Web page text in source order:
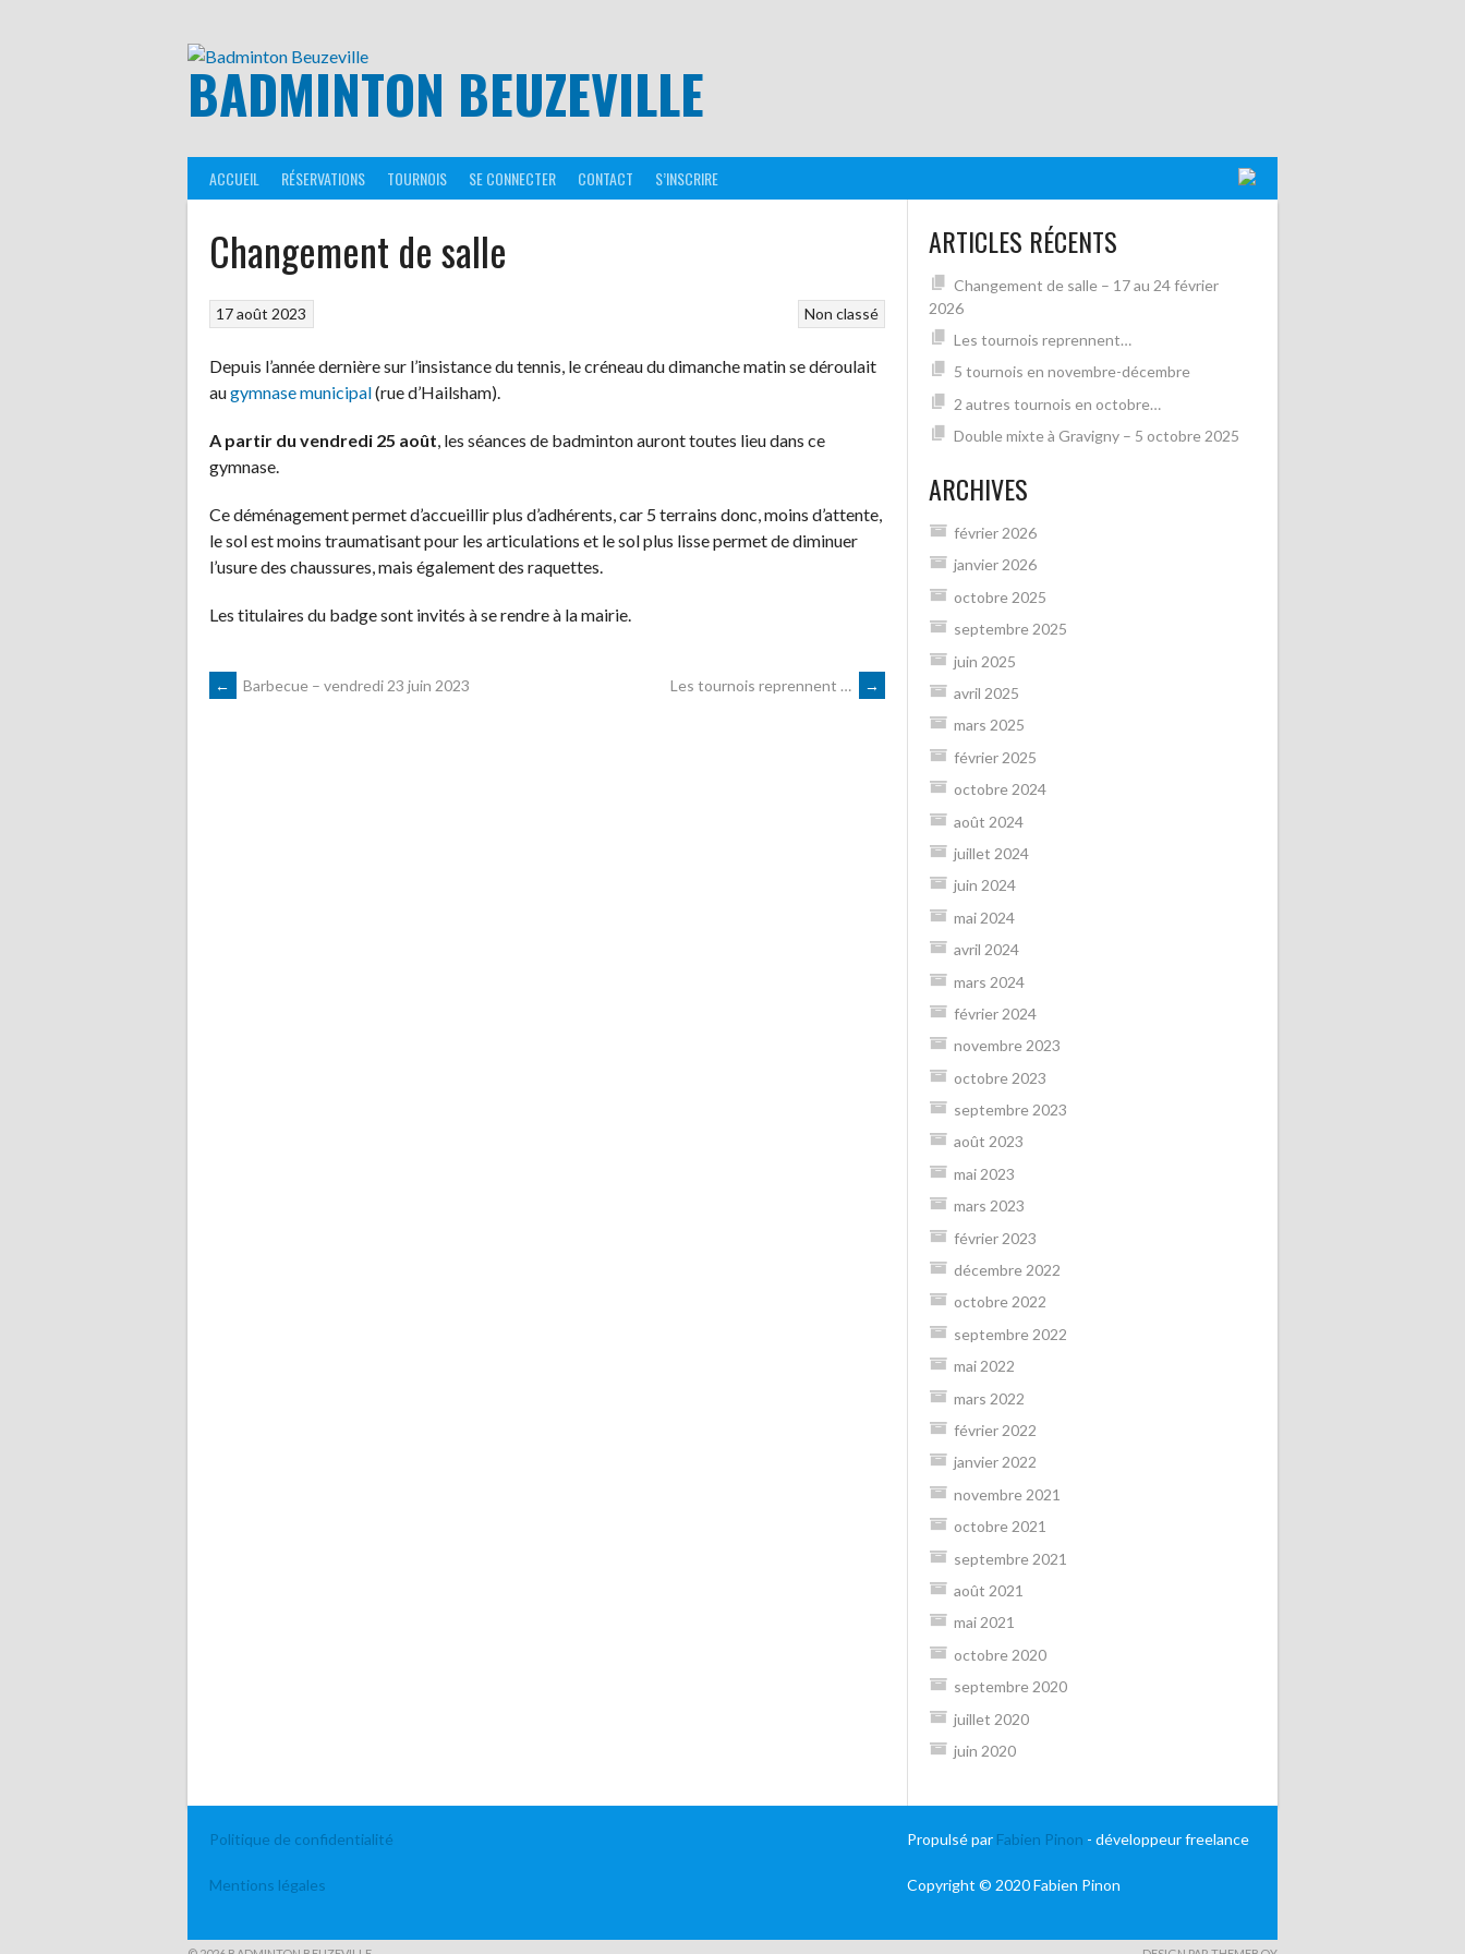
BADMINTON BEUZEVILLE
ACCUEIL RÉSERVATIONS TOURNOIS SE CONNECTER CONTACT S’INSCRIRE
Changement de salle
Non classé
17 août 2023
Depuis l’année dernière sur l’insistance du tennis, le créneau du dimanche matin se déroulait
augymnase municipal(rue d’Hailsham).
A partir du vendredi 25 août, les séances de badminton auront toutes lieu dans ce
gymnase.
Ce déménagement permet d’accueillir plus d’adhérents, car 5 terrains donc, moins d’attente,
le sol est moins traumatisant pour les articulations et le sol plus lisse permet de diminuer
l’usure des chaussures, mais également des raquettes.
Les titulaires du badge sont invités à se rendre à la mairie.
NAVIGATION
← Barbecue – vendredi 23 juin 2023 Les tournois reprennent … →
ARTICLES RÉCENTS
Changement de salle – 17 au 24 février
2026
Les tournois reprennent…
5 tournois en novembre-décembre
2 autres tournois en octobre…
Double mixte à Gravigny – 5 octobre 2025
ARCHIVES
février 2026
janvier 2026
octobre 2025
septembre 2025
juin 2025
avril 2025
mars 2025
février 2025
octobre 2024
août 2024
juillet 2024
juin 2024
mai 2024
avril 2024
mars 2024
février 2024
novembre 2023
octobre 2023
septembre 2023
août 2023
mai 2023
mars 2023
février 2023
décembre 2022
octobre 2022
septembre 2022
mai 2022
mars 2022
février 2022
janvier 2022
novembre 2021
octobre 2021
septembre 2021
août 2021
mai 2021
octobre 2020
septembre 2020
juillet 2020
juin 2020
Politique de confidentialité
Mentions légales
Propulsé par Fabien Pinon - développeur freelance
Copyright © 2020 Fabien Pinon